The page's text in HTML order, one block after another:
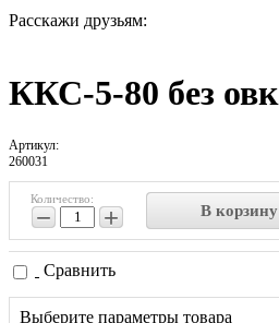
Расскажи друзьям:
ККС-5-80 без овк
Артикул:
260031
Количество:
− + В корзину
Сравнить
Выберите параметры товара